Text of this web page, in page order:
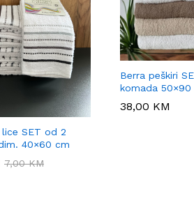
lice SET od 2
40×60 cm
7,00KM
7,00KM
Berra peškiri
komada 50×90
38,00 KM
38,00 KM